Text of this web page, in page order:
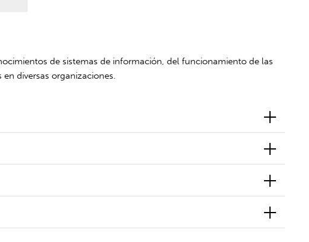
de sistemas de información, del funcionamiento de las
diversas organizaciones.